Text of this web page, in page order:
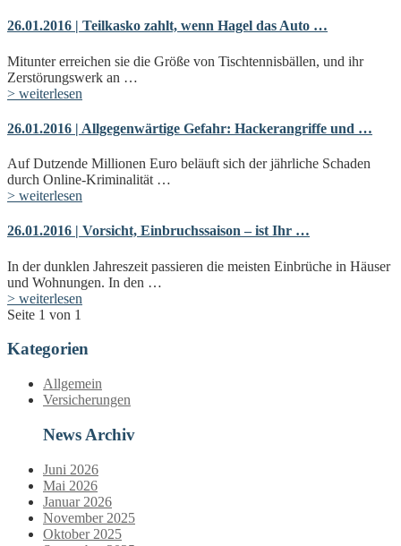
26.01.2016 | Teilkasko zahlt, wenn Hagel das Auto …
Mitunter erreichen sie die Größe von Tischtennisbällen, und ihr
Zerstörungswerk an …
> weiterlesen
26.01.2016 | Allgegenwärtige Gefahr: Hackerangriffe und …
Auf Dutzende Millionen Euro beläuft sich der jährliche Schaden
durch Online-Kriminalität …
> weiterlesen
26.01.2016 | Vorsicht, Einbruchssaison – ist Ihr …
In der dunklen Jahreszeit passieren die meisten Einbrüche in Häuser
und Wohnungen. In den …
> weiterlesen
Seite 1 von 1
Kategorien
Allgemein
Versicherungen
News Archiv
Juni 2026
Mai 2026
Januar 2026
November 2025
Oktober 2025